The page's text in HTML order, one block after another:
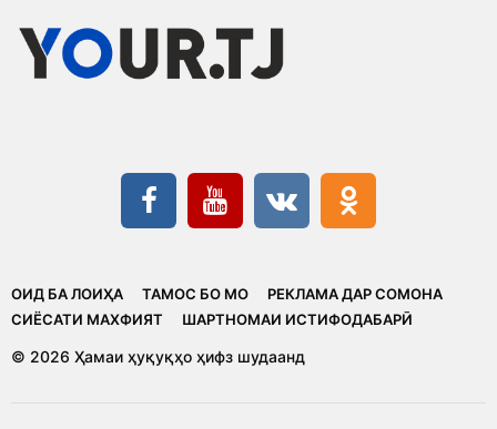
ОИД БА ЛОИҲА ТАМОС БО МО
РЕКЛАМА ДАР СОМОНА
CИЁСАТИ МАХФИЯТ
ШАРТНОМАИ ИСТИФОДАБАРӢ
© 2026 Ҳамаи ҳуқуқҳо ҳифз шудаанд